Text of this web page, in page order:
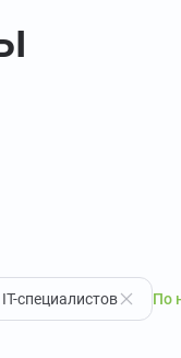
специалистов По